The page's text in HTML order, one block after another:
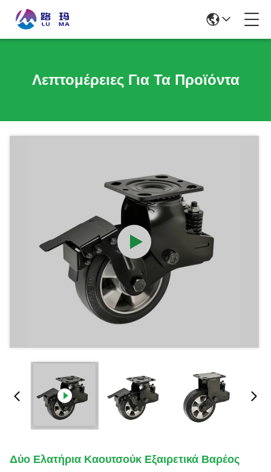
Λεπτομέρειες Για Τα Προϊόντα
Δύο Ελατήρια Καουτσούκ Εξαιρετικά Βαρέος